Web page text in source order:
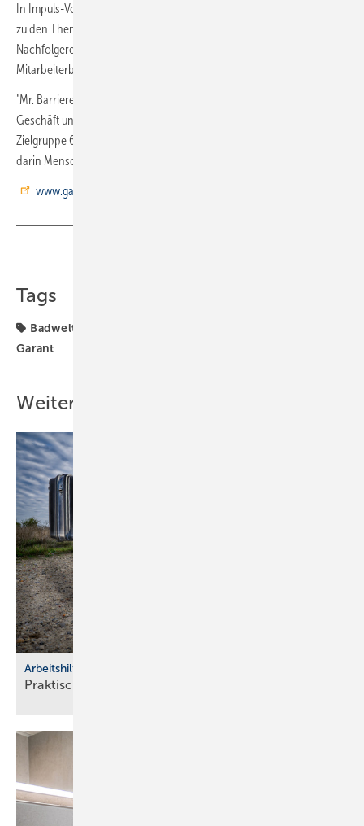
In Impuls-Vorträgen informierte Bad-Innenarchitektin Bettina Bickert
zu den Themen digitales Marketing, Gewährleistung,
Nachfolgeregelung bei der Betriebsübergabe,
Mitarbeiterbindungskonzepte und neue Badtrends.
"Mr. Barrierefrei", Micha Kours, gab einen umfassenden Einblick in das
Geschäft und vor allem den Umgang mit der kaufkraftstarken
Zielgruppe 60+ und dem Bad als Arbeitsplatz – zu dem es wird, sobald
darin Menschen gepflegt werden müssen.
www.garant-gruppe.de
Tags
Badwelt
Garant
Weitere Inhalte
Arbeitshilfen
Praktische Hilfs­mittel für